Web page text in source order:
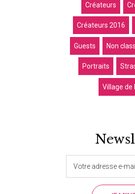
Créateurs
Créateurs 2016
Guests Non
Portraits
Village de